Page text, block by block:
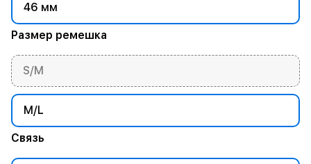
46 мм
Размер ремешка
S/M
M/L
Связь